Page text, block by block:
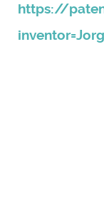
https://